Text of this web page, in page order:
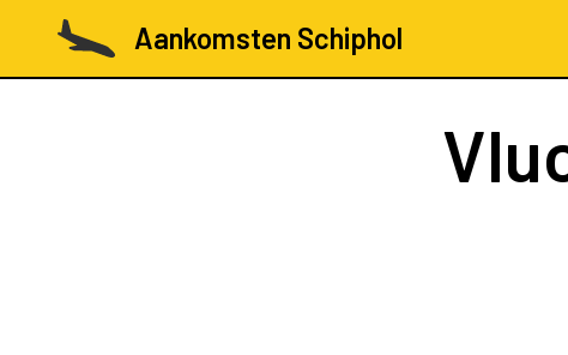
Aankomsten Schiphol